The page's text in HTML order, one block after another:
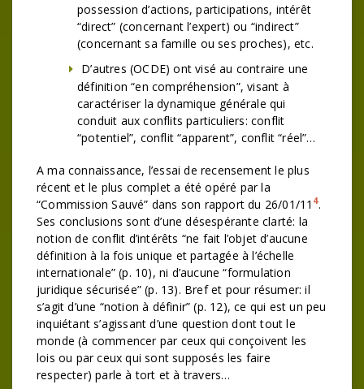
possession d’actions, participations, intérêt
“direct” (concernant l’expert) ou “indirect”
(concernant sa famille ou ses proches), etc.
D’autres (OCDE) ont visé au contraire une
définition “en compréhension”, visant à
caractériser la dynamique générale qui
conduit aux conflits particuliers: conflit
“potentiel”, conflit “apparent”, conflit “réel”…
A ma connaissance, l’essai de recensement le plus
récent et le plus complet a été opéré par la
“Commission Sauvé” dans son rapport du 26/01/11 4.
Ses conclusions sont d’une désespérante clarté: la
notion de conflit d’intérêts “ne fait l’objet d’aucune
définition à la fois unique et partagée à l’échelle
internationale” (p. 10), ni d’aucune “formulation
juridique sécurisée” (p. 13). Bref et pour résumer: il
s’agit d’une “notion à définir” (p. 12), ce qui est un peu
inquiétant s’agissant d’une question dont tout le
monde (à commencer par ceux qui conçoivent les
lois ou par ceux qui sont supposés les faire
respecter) parle à tort et à travers…